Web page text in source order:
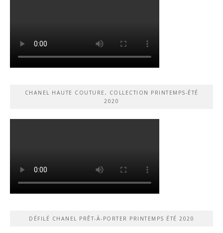
CHANEL HAUTE COUTURE, COLLECTION PRINTEMPS-ÉTÉ
2020
DÉFILÉ CHANEL PRÊT-À-PORTER PRINTEMPS ÉTÉ 2020